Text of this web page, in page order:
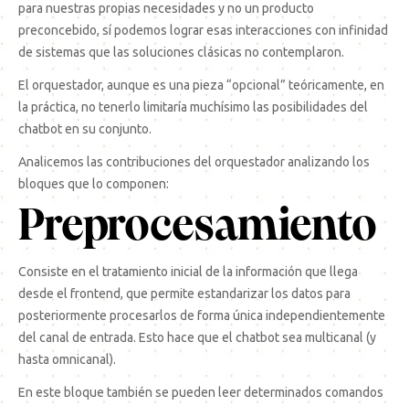
para nuestras propias necesidades y no un producto
preconcebido, sí podemos lograr esas interacciones con infinidad
de sistemas que las soluciones clásicas no contemplaron.
El orquestador, aunque es una pieza “opcional” teóricamente, en
la práctica, no tenerlo limitaría muchísimo las posibilidades del
chatbot en su conjunto.
Analicemos las contribuciones del orquestador analizando los
bloques que lo componen:
Preprocesamiento
Consiste en el tratamiento inicial de la información que llega
desde el frontend, que permite estandarizar los datos para
posteriormente procesarlos de forma única independientemente
del canal de entrada. Esto hace que el chatbot sea multicanal (y
hasta omnicanal).
En este bloque también se pueden leer determinados comandos